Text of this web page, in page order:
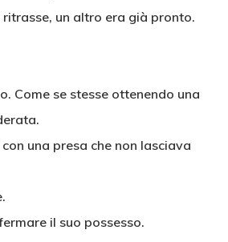
un altro era già pronto.
Come se stesse ottenendo una
una presa che non lasciava
il suo possesso.